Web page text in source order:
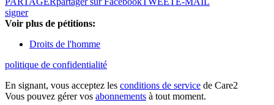
signer
Voir plus de pétitions:
Droits de l'homme
politique de confidentialité
En signant, vous acceptez les conditions de service de Care2
Vous pouvez gérer vos abonnements à tout moment.